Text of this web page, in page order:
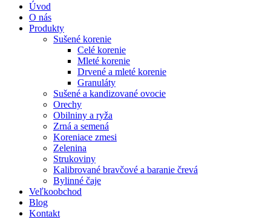
Úvod
O nás
Produkty
Sušené korenie
Celé korenie
Mleté korenie
Drvené a mleté korenie
Granuláty
Sušené a kandizované ovocie
Orechy
Obilniny a ryža
Zrná a semená
Koreniace zmesi
Zelenina
Strukoviny
Kalibrované bravčové a baranie črevá
Bylinné čaje
Veľkoobchod
Blog
Kontakt